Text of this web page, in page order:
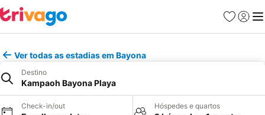
Favoritos
Iniciar
Ver todas as estadias em Bayona
Destino
Kampaoh Bayona Playa
Check-in/out Hóspedes e quartos